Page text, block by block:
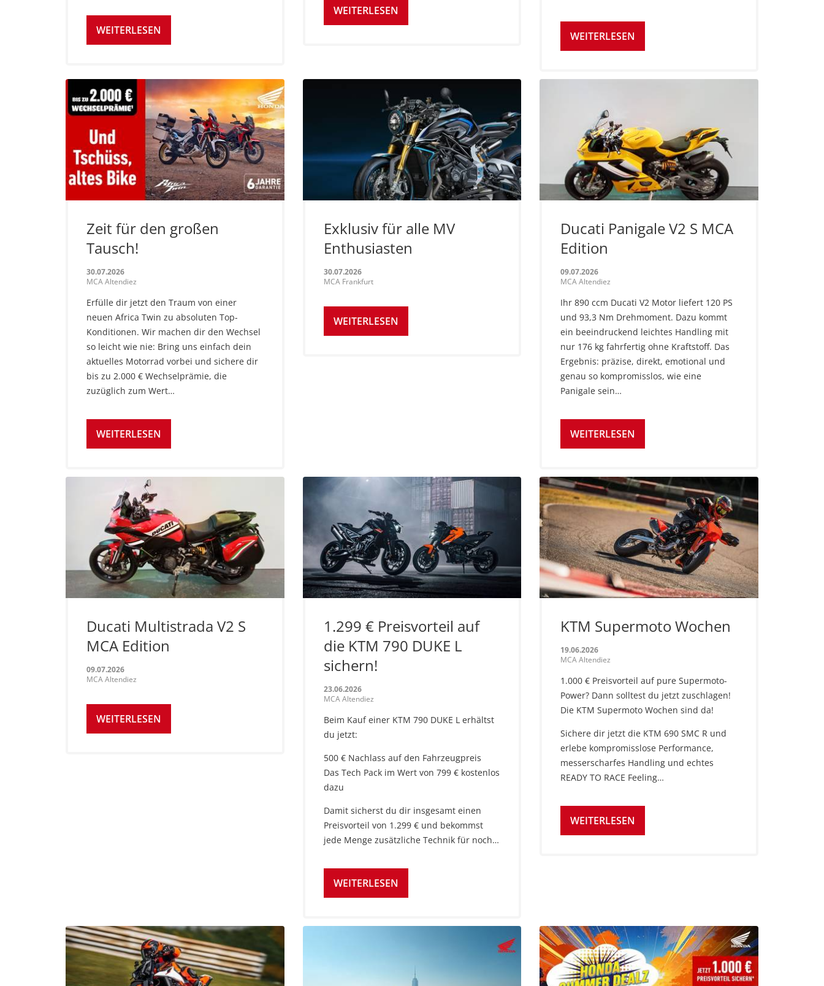
WEITERLESEN
WEITERLESEN
WEITERLESEN
Zeit für den großen
Tausch!
30.07.2026
MCA Altendiez
Erfülle dir jetzt den Traum von einer
neuen Africa Twin zu absoluten Top-
Konditionen. Wir machen dir den Wechsel
so leicht wie nie: Bring uns einfach dein
aktuelles Motorrad vorbei und sichere dir
bis zu 2.000 € Wechselprämie, die
zuzüglich zum Wert…
WEITERLESEN
Exklusiv für alle MV
Enthusiasten
30.07.2026
MCA Frankfurt
WEITERLESEN
Ducati Panigale V2 S MCA
Edition
09.07.2026
MCA Altendiez
Ihr 890 ccm Ducati V2 Motor liefert 120 PS
und 93,3 Nm Drehmoment. Dazu kommt
ein beeindruckend leichtes Handling mit
nur 176 kg fahrfertig ohne Kraftstoff. Das
Ergebnis: präzise, direkt, emotional und
genau so kompromisslos, wie eine
Panigale sein…
WEITERLESEN
Ducati Multistrada V2 S
MCA Edition
09.07.2026
MCA Altendiez
WEITERLESEN
1.299 € Preisvorteil auf
die KTM 790 DUKE L
sichern!
23.06.2026
MCA Altendiez
Beim Kauf einer KTM 790 DUKE L erhältst
du jetzt:
500 € Nachlass auf den Fahrzeugpreis
Das Tech Pack im Wert von 799 € kostenlos
dazu
Damit sicherst du dir insgesamt einen
Preisvorteil von 1.299 € und bekommst
jede Menge zusätzliche Technik für noch…
WEITERLESEN
KTM Supermoto Wochen
19.06.2026
MCA Altendiez
1.000 € Preisvorteil auf pure Supermoto-
Power? Dann solltest du jetzt zuschlagen!
Die KTM Supermoto Wochen sind da!
Sichere dir jetzt die KTM 690 SMC R und
erlebe kompromisslose Performance,
messerscharfes Handling und echtes
READY TO RACE Feeling…
WEITERLESEN